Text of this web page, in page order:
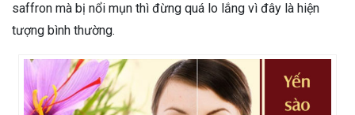
saffron mà bị nổi mụn thì đừng quá lo lắng vì đây là hiện
tượng bình thường.